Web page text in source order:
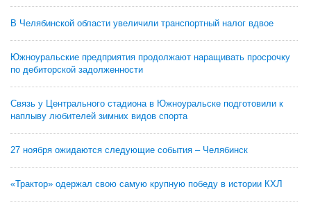
В Челябинской области увеличили транспортный налог вдвое
Южноуральские предприятия продолжают наращивать просрочку
по дебиторской задолженности
Связь у Центрального стадиона в Южноуральске подготовили к
наплыву любителей зимних видов спорта
27 ноября ожидаются следующие события – Челябинск
«Трактор» одержал свою самую крупную победу в истории КХЛ